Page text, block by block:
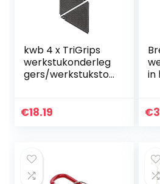
kwb 4 x TriGrips
werkstukonderleg
gers/werkstuksto
lakpunten
€18.19
in
€